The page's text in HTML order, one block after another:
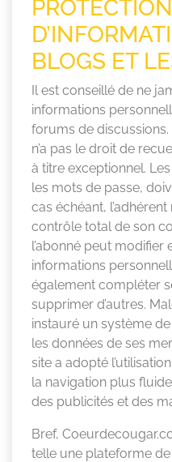
PROTECTION
BLOGS ET
Il est conseillé de ne
informations
forums de
n’a pas le droit de
à titre exceptionnel.
les mots de passe,
cas échéant,
contrôle total de son
l’abonné peut modifier
informations
également compléter
supprimer d’autres.
instauré un système
les données de ses
site a adopté
la navigation plus
des publicités et des
Bref,
telle une plateforme